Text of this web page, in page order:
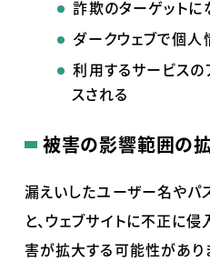
詐欺のターゲットに
ダークウェブで個
利用するサービスの
スされる
被害の影響範囲の
漏えいしたユーザー名やパ
と、ウェブサイトに不正に
害が拡大する可能性があり